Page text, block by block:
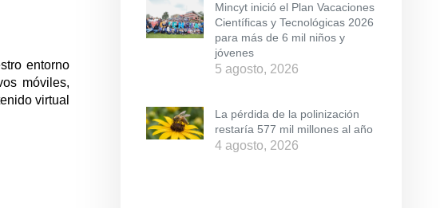
entorno
móviles,
virtual
Mincyt inició el Plan Vacaciones
Científicas y Tecnológicas 2026
para más de 6 mil niños y
jóvenes
5 agosto, 2026
La pérdida de la polinización
restaría 577 mil millones al año
4 agosto, 2026